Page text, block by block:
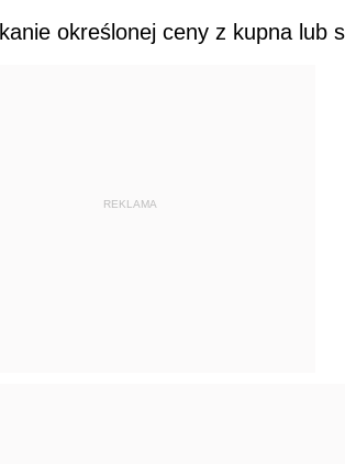
określonej ceny z kupna lub
REKLAMA